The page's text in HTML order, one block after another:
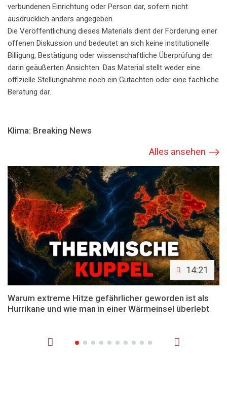
verbundenen Einrichtung oder Person dar, sofern nicht
ausdrücklich anders angegeben.
Die Veröffentlichung dieses Materials dient der Förderung einer
offenen Diskussion und bedeutet an sich keine institutionelle
Billigung, Bestätigung oder wissenschaftliche Überprüfung der
darin geäußerten Ansichten. Das Material stellt weder eine
offizielle Stellungnahme noch ein Gutachten oder eine fachliche
Beratung dar.
Klima: Breaking News
Alles ansehen
14:21
Warum extreme Hitze gefährlicher geworden ist als
Hurrikane und wie man in einer Wärmeinsel überlebt